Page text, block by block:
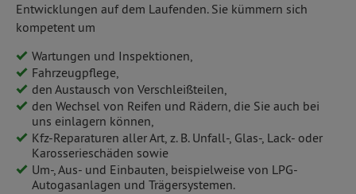
Entwicklungen auf dem Laufenden. Sie kümmern sich
kompetent um
Wartungen und Inspektionen,
Fahrzeugpflege,
den Austausch von Verschleißteilen,
den Wechsel von Reifen und Rädern, die Sie auch bei
uns einlagern können,
Kfz-Reparaturen aller Art, z. B. Unfall-, Glas-, Lack- oder
Karosserieschäden sowie
Um-, Aus- und Einbauten, beispielweise von LPG-
Autogasanlagen und Trägersystemen.